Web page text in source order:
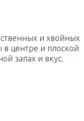
и хвойных
центре и плоской
запах и вкус.